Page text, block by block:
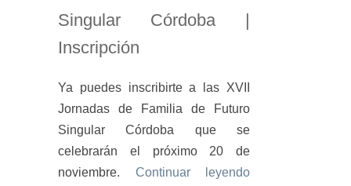
Singular Córdoba |
Inscripción
Ya puedes inscribirte a las XVII
Jornadas de Familia de Futuro
Singular Córdoba que se
celebrarán el próximo 20 de
noviembre. Continuar leyendo